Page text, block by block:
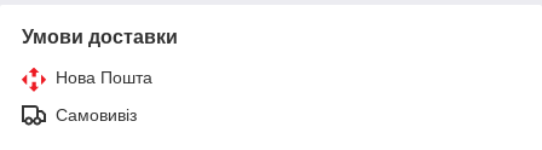
Умови доставки
Нова Пошта
Самовивіз